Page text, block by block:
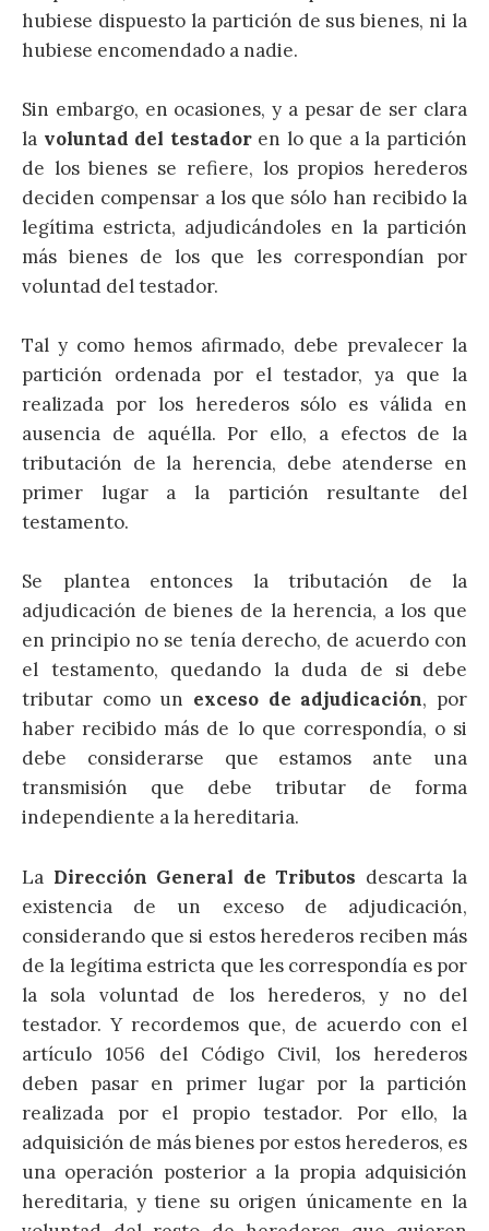
hubiese dispuesto la partición de sus bienes, ni la
hubiese encomendado a nadie.
Sin embargo, en ocasiones, y a pesar de ser clara
la voluntad del testadoren lo que a la partición
de los bienes se refiere, los propios herederos
deciden compensar a los que sólo han recibido la
legítima estricta, adjudicándoles en la partición
más bienes de los que les correspondían por
voluntad del testador.
Tal y como hemos afirmado, debe prevalecer la
partición ordenada por el testador, ya que la
realizada por los herederos sólo es válida en
ausencia de aquélla. Por ello, a efectos de la
tributación de la herencia, debe atenderse en
primer lugar a la partición resultante del
testamento.
Se plantea entonces la tributación de la
adjudicación de bienes de la herencia, a los que
en principio no se tenía derecho, de acuerdo con
el testamento, quedando la duda de si debe
tributar como un exceso de adjudicación, por
haber recibido más de lo que correspondía, o si
debe considerarse que estamos ante una
transmisión que debe tributar de forma
independiente a la hereditaria.
La Dirección General de Tributos descarta la
existencia de un exceso de adjudicación,
considerando que si estos herederos reciben más
de la legítima estricta que les correspondía es por
la sola voluntad de los herederos, y no del
testador. Y recordemos que, de acuerdo con el
artículo 1056 del Código Civil, los herederos
deben pasar en primer lugar por la partición
realizada por el propio testador. Por ello, la
adquisición de más bienes por estos herederos, es
una operación posterior a la propia adquisición
hereditaria, y tiene su origen únicamente en la